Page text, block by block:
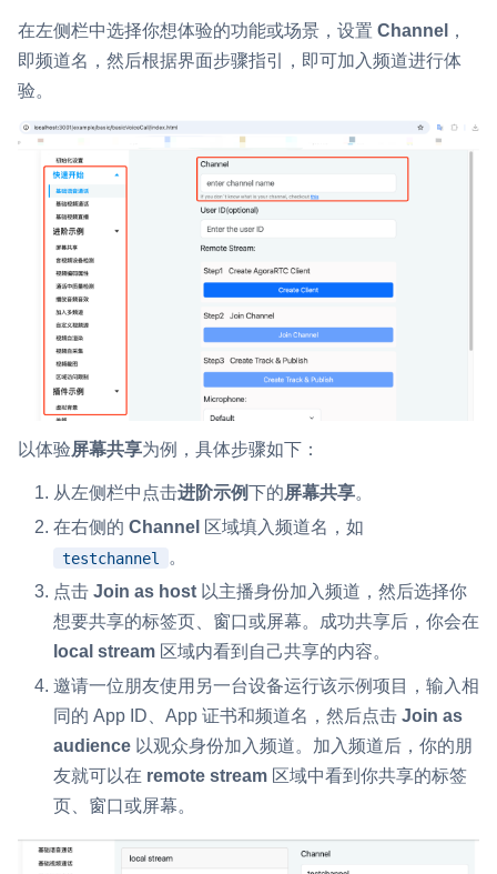
在左侧栏中选择你想体验的功能或场景，设置 Channel
，
即频道名，然后根据界面步骤指引，即可加入频道进行体
验。
以体验屏幕共享为例，具体步骤如下：
从左侧栏中点击进阶示例下的屏幕共享。
在右侧的 Channel 区域填入频道名，如
testchannel
。
点击 Join as host 以主播身份加入频道，然后选择你
想要共享的标签页、窗口或屏幕。成功共享后，你会在
local stream 区域内看到自己共享的内容。
邀请一位朋友使用另一台设备运行该示例项目，输入相
同的 App ID、App 证书和频道名，然后点击 Join as
audience 以观众身份加入频道。加入频道后，你的朋
友就可以在 remote stream 区域中看到你共享的标签
页、窗口或屏幕。